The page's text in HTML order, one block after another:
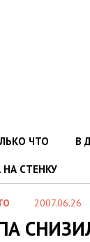
ЧТО В
НА СТЕНКУ
2007.06.26